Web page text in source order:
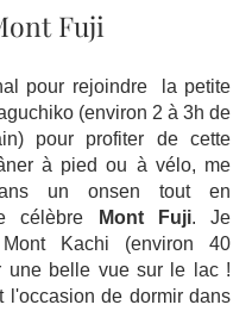
Fuji
pour rejoindre  la petite
(environ 2 à 3h de
pour profiter de cette
à pied ou à vélo, me
un onsen tout en
célèbre
Mont Fuji. Je
Kachi (environ 40
une belle vue sur le lac !
l'occasion de dormir dans